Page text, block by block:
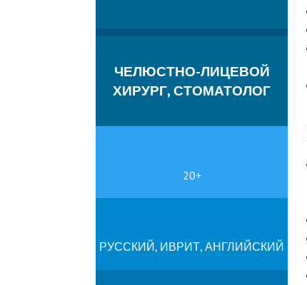
ЧЕЛЮСТНО-ЛИЦЕВОЙ
ХИРУРГ, СТОМАТОЛОГ
20+
РУССКИЙ, ИВРИТ, АНГЛИЙСКИЙ